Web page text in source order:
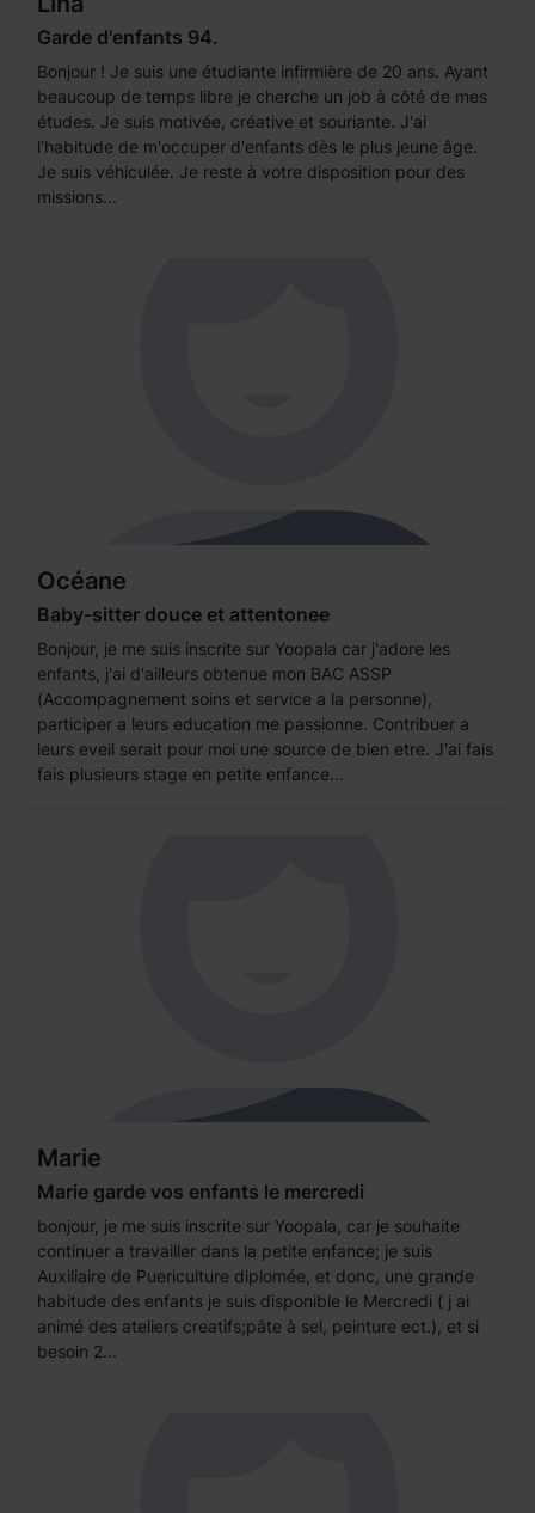
Garde d'enfants 94.
Bonjour ! Je suis une étudiante infirmière de 20 ans. Ayant
beaucoup de temps libre je cherche un job à côté de mes
études. Je suis motivée, créative et souriante. J'ai
l'habitude de m'occuper d'enfants dès le plus jeune âge.
Je suis véhiculée. Je reste à votre disposition pour des
missions...
Océane
Baby-sitter douce et attentonee
Bonjour, je me suis inscrite sur Yoopala car j'adore les
enfants, j'ai d'ailleurs obtenue mon BAC ASSP
(Accompagnement soins et service a la personne),
participer a leurs education me passionne. Contribuer a
leurs eveil serait pour moi une source de bien etre. J'ai fais
fais plusieurs stage en petite enfance...
Marie
Marie garde vos enfants le mercredi
bonjour, je me suis inscrite sur Yoopala, car je souhaite
continuer a travailler dans la petite enfance; je suis
Auxiliaire de Puericulture diplomée, et donc, une grande
habitude des enfants je suis disponible le Mercredi ( j ai
animé des ateliers creatifs;pâte à sel, peinture ect.), et si
besoin 2...